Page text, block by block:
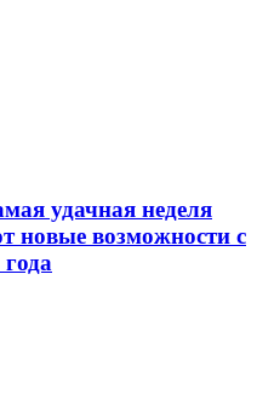
удачная неделя
новые возможности с